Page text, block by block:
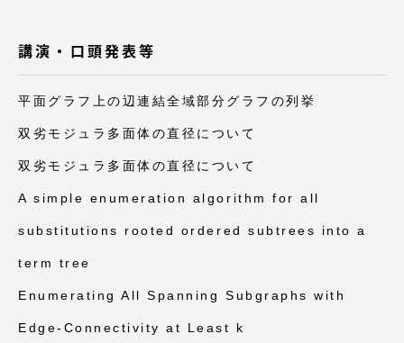
講演・口頭発表等
平面グラフ上の辺連結全域部分グラフの列挙
双劣モジュラ多面体の直径について
双劣モジュラ多面体の直径について
A simple enumeration algorithm for all
substitutions rooted ordered subtrees into a
term tree
Enumerating All Spanning Subgraphs with
Edge-Connectivity at Least k